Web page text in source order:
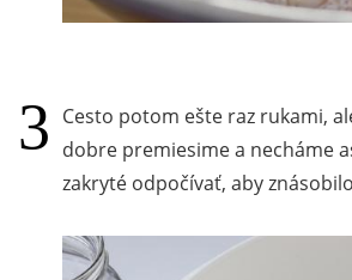
Cesto potom ešte raz rukami,
dobre premiesime a necháme
zakryté odpočívať, aby